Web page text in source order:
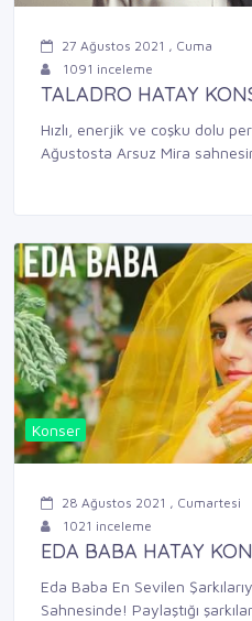
27 Ağustos 2021 , Cuma
1091 inceleme
TALADRO HATAY
Hızlı, enerjik ve coşku dolu
Ağustosta Arsuz Mira
Konser
28 Ağustos 2021 , Cumartesi
1021 inceleme
EDA BABA HATAY
Eda Baba En Sevilen
Sahnesinde! Paylaştığı